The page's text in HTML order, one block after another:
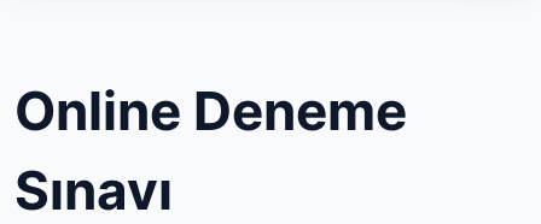
Online Deneme
Sınavı